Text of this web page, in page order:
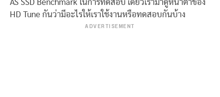
AS SSD Benchmark ในการทดสอบ เดี๋ยวเรามาดูหน้าตาของ
HD Tune กันว่ามีอะไรให้เราใช้งานหรือทดสอบกันบ้าง
ADVERTISEMENT